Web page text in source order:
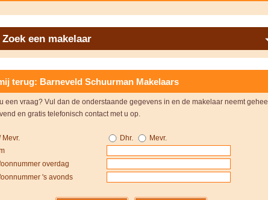
Zoek een makelaar
terug: Barneveld Schuurman Makelaars
een vraag? Vul dan de onderstaande gegevens in en de makelaar neemt geheel
en gratis telefonisch contact met u op.
Dhr.
Mevr.
overdag
's avonds